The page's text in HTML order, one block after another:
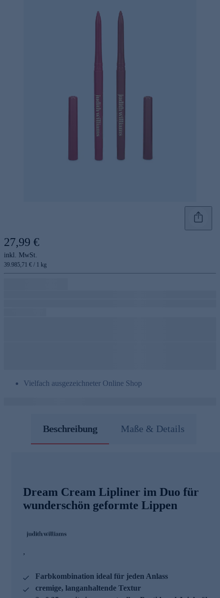
27,99 €
inkl. MwSt.
39.985,71 € / 1 kg
Vielfach ausgezeichneter Online Shop
Beschreibung Maße & Details
Dream Cream Lipliner im Duo für
wunderschön geformte Lippen
,
Farbkombination ideal für jeden Anlass
cremige, langanhaltende Textur